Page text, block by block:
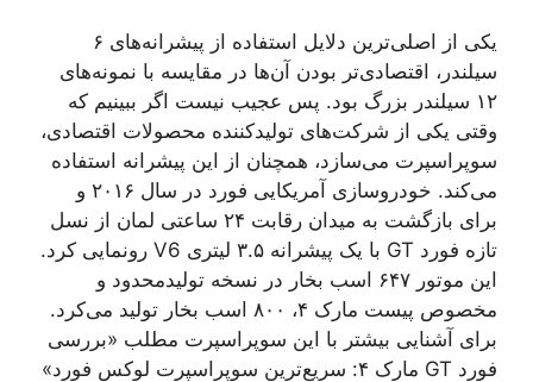
یکی از اصلی‌ترین دلایل استفاده از پیشرانه‌های ۶
سیلندر، اقتصادی‌تر بودن آن‌ها در مقایسه با نمونه‌های
۱۲ سیلندر بزرگ بود. پس عجیب نیست اگر ببینیم که
وقتی یکی از شرکت‌های تولیدکننده محصولات اقتصادی،
سوپراسپرت می‌سازد، همچنان از این پیشرانه استفاده
می‌کند. خودروسازی آمریکایی فورد در سال ۲۰۱۶ و
برای بازگشت به میدان رقابت‌ ۲۴ ساعتی لمان از نسل
تازه فورد GT با یک پیشرانه ۳.۵ لیتری V6 رونمایی کرد.
این موتور ۶۴۷ اسب بخار در نسخه تولیدمحدود و
مخصوص پیست مارک ۴، ۸۰۰ اسب بخار تولید می‌کرد.
برای آشنایی بیشتر با این سوپراسپرت مطلب «بررسی
فورد GT مارک ۴: سریع‌ترین سوپراسپرت لوکس فورد»